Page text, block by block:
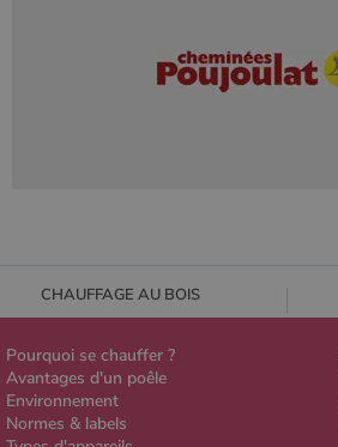
CHAUFFAGE AU BOIS
Pourquoi se chauffer ?
Avantages d'un poêle
Environnement
Normes & labels